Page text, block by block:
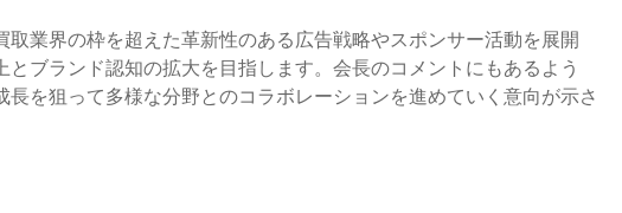
業界の枠を超えた革新性のある広告戦略やスポンサー活動を展開
ブランド認知の拡大を目指します。会長のコメントにもあるよう
を狙って多様な分野とのコラボレーションを進めていく意向が示さ